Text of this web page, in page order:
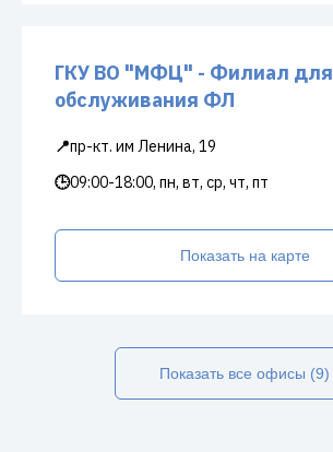
ГКУ ВО "МФЦ" - Филиал для
обслуживания ФЛ
📍пр-кт. им Ленина, 19
🕒09:00-18:00, пн, вт, ср, чт, пт
Показать на карте
Показать все офисы (9)